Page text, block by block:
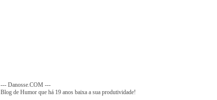
--- Danosse.COM ---
Blog de Humor que há 19 anos baixa a sua produtividade!